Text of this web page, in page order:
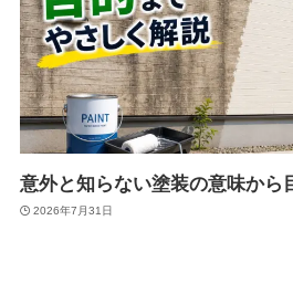
意外と知らない塗装の意味から
2026年7月31日